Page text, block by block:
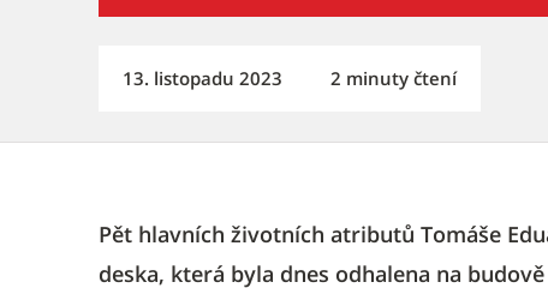
13. listopadu 2023 2 minuty čtení
Pět hlavních životních atributů Tomáše
deska, která byla dnes odhalena na